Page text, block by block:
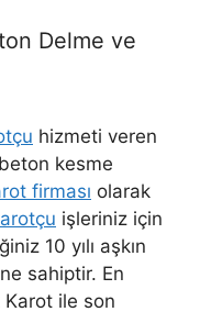
Delme ve
hizmeti veren
kesme
firması olarak
işleriniz için
10 yılı aşkın
sahiptir. En
Karot ile son